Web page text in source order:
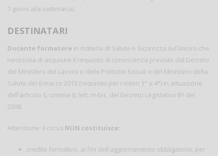
7 giorni alla settimana).
DESTINATARI
Docente formatore in materia di Salute e Sicurezza sul lavoro che
necessita di acquisire il requisito di conoscenza previsto dal Decreto
del Ministero del Lavoro e delle Politiche Sociali e del Ministero della
Salute del 6 marzo 2013 (requisito per i criteri 3° e 4°) in attuazione
dell'articolo 6, comma 8, lett. m-bis, del Decreto Legislativo 81 del
2008.
Attenzione: il corso NON costituisce:
credito formativo, ai fini dell'aggiornamento obbligatorio, per